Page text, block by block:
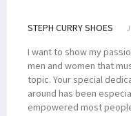
STEPH CURRY SHOES
I want to show my
men and women that
topic. Your special
around has been
empowered most